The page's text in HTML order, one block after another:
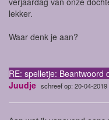
lekker.
Waar denk je aan?
RE: spelletje: Beantwoord
Juudje schreef op: 20-04-2019